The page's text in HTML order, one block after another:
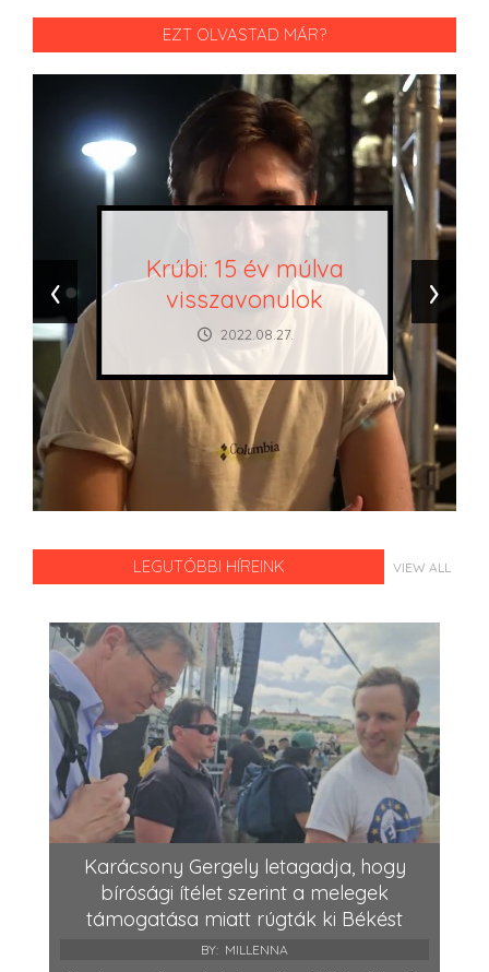
EZT OLVASTAD MÁR?
Krúbi: 15 év múlva
visszavonulok
2022.08.27.
‹ ›
LEGUTÓBBI HÍREINK VIEW ALL
Karácsony Gergely letagadja, hogy
bírósági ítélet szerint a melegek
támogatása miatt rúgták ki Békést
BY: MILLENNA